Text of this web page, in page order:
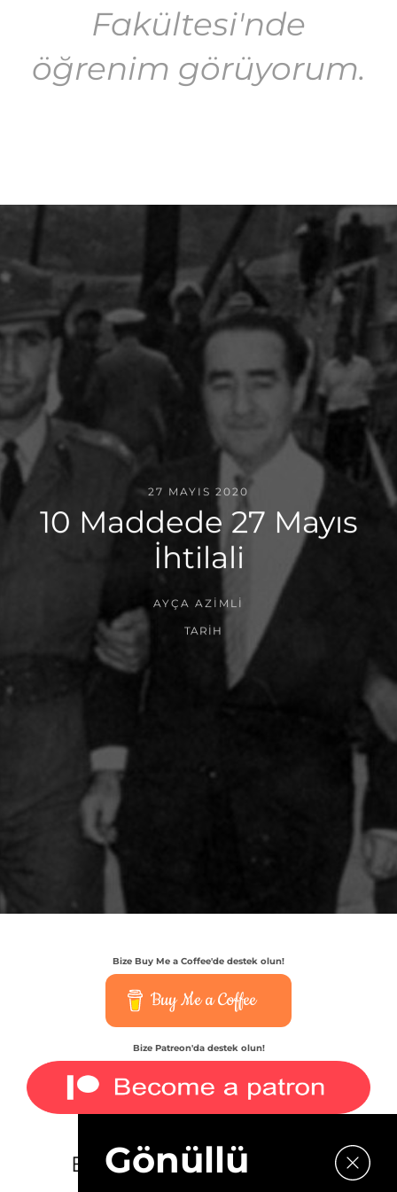
Fakültesi'nde
öğrenim görüyorum.
27 MAYIS 2020
10 Maddede 27 Mayıs
İhtilali
AYÇA AZIMLI
TARIH
Bize Buy Me a Coffee'de destek olun!
Buy Me a Coffee
Bize Patreon'da destek olun!
E-bültenimize kaydolun.
Gönüllü